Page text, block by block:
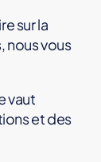
sur la
nous vous
vaut
et des